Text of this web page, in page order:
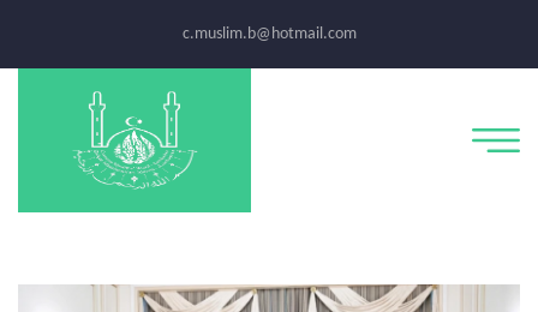
c.muslim.b@hotmail.com